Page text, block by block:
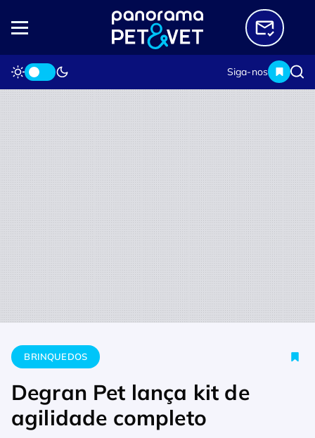
Siga-nos
Home Brinquedos Degran Pet lança kit de agilidade
BRINQUEDOS
Degran Pet lança kit de
agilidade completo